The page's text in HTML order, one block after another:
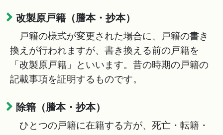
改製原戸籍（謄本・抄本）
戸籍の様式が変更された場合に、戸籍の書き
換えが行われますが、書き換える前の戸籍を
「改製原戸籍」といいます。昔の時期の戸籍の
記載事項を証明するものです。
除籍（謄本・抄本）
ひとつの戸籍に在籍する方が、死亡・転籍・